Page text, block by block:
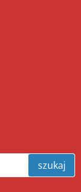
szukaj